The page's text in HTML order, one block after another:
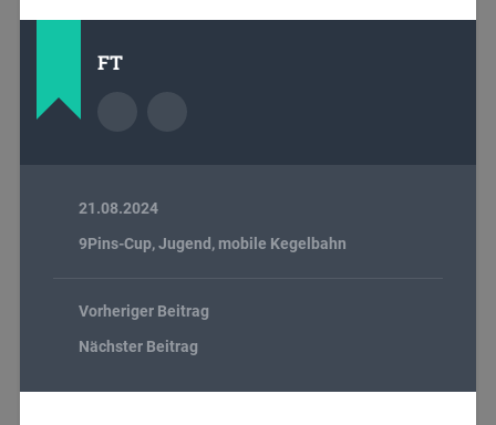
FT
21.08.2024
9Pins-Cup,Jugend , mobile Kegelbahn
Vorheriger Beitrag
Nächster Beitrag